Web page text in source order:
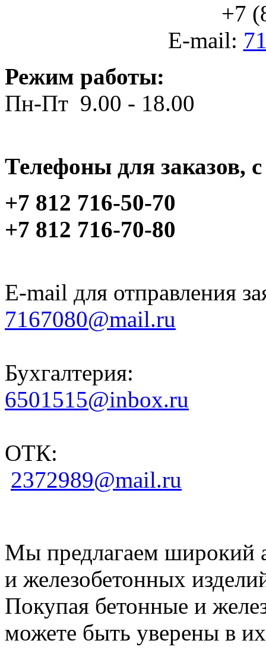
+7
E-mail:
Режим работы:
Пн-Пт 9.00 - 18.00
Телефоны для заказов,
+7 812 716-50-70
+7 812 716-70-80
E-mail для отправления
7167080@mail.ru
Бухгалтерия:
6501515@inbox.ru
ОТК:
2372989@mail.ru
Мы предлагаем широкий
и железобетонных
Покупая бетонные и
можете быть уверены в их